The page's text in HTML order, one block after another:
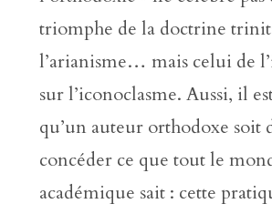
triomphe de la doctrine
l’arianisme… mais celui de
sur l’iconoclasme. Aussi, il
qu’un auteur orthodoxe soit
concéder ce que tout le
académique sait : cette